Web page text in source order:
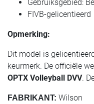
Gebruiksgebied:
FIVB-gelicentieerd
Opmerking:
Dit model is
keurmerk. De officiële
OPTX Volleyball DVV.
FABRIKANT: Wilson